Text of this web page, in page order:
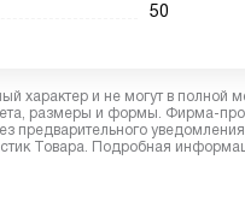
50
характер и не могут в полной
размеры и формы. Фирма-
предварительного
Товара. Подробная